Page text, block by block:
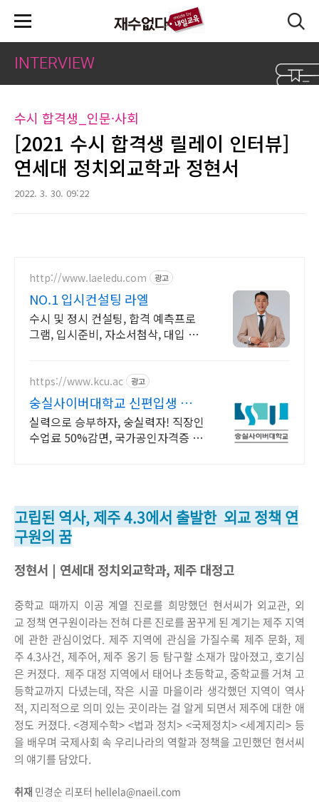
INTERVIEW
수시 합격생_인문·사회
[2021 수시 합격생 릴레이 인터뷰]
연세대 정치외교학과 정현서
2022. 3. 30. 09:22
http://www.laeledu.com 광고
NO.1 입시컨설팅 라엘
수시 및 정시 컨설팅, 합격 예측프로
그램, 입시준비, 자소서첨삭, 대입 면
https://www.kcu.ac 광고
숭실사이버대학교 신편입생 모집
중!
실력으로 승부하자, 숭실력자! 직장인
수업료 50%감면, 국가공인자격증 취
고립된 역사, 제주 4.3에서 출발한 외교 정책 연
구원의 꿈
정현서 | 연세대 정치외교학과, 제주 대정고
중학교 때까지 이공 계열 진로를 희망했던 현서씨가 외교관, 외
교 정책 연구원이라는 전혀 다른 진로를 꿈꾸게 된 계기는 제주 지역
에 관한 관심이었다. 제주 지역에 관심을 가질수록 제주 문화, 제
주 4.3사건, 제주어, 제주 옹기 등 탐구할 소재가 많아졌고, 호기심
은 커졌다. 제주 대정 지역에서 태어나 초등학교, 중학교를 거쳐 고
등학교까지 다녔는데, 작은 시골 마을이라 생각했던 지역이 역사
적, 지리적으로 의미 있는 곳이라는 걸 알게 되면서 제주에 대한 애
정도 커졌다. <경제수학> <법과 정치> <국제정치> <세계지리> 등
을 배우며 국제사회 속 우리나라의 역할과 정책을 고민했던 현서씨
의 얘기를 담았다.
취재 민경순 리포터 hellela@naeil.com